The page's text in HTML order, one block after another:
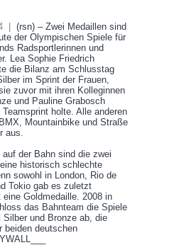
|
(rsn) – Zwei Medaillen sind
der Olympischen Spiele für
Radsportlerinnen und
Lea Sophie Friedrich
die Bilanz am Schlusstag
im Sprint der Frauen,
zuvor mit ihren Kolleginnen
und Pauline Grabosch
Teamsprint holte. Alle anderen
Mountainbike und Straße
aus.
auf der Bahn sind die zwei
historisch schlechte
sowohl in London, Rio de
Tokio gab es zuletzt
eine Goldmedaille. 2008 in
das Bahnteam die Spiele
Silber und Bronze ab, die
beiden deutschen